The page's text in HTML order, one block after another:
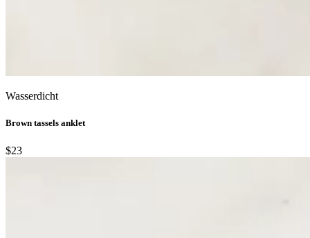
Wasserdicht
Brown tassels anklet
$23